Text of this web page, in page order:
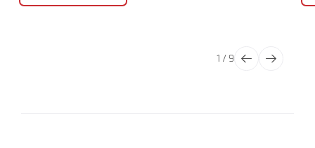
1 /9